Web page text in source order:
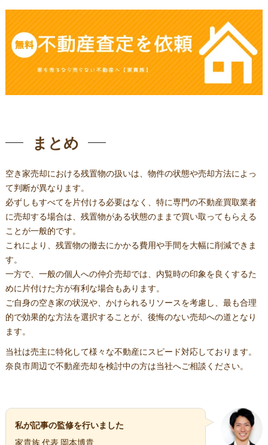
まとめ
空き家売却における残置物の扱いは、物件の状態や売却方法によっ
て判断が異なります。
必ずしもすべてを片付ける必要はなく、特に専門の不動産買取業者
に売却する場合は、残置物がある状態のままで買い取ってもらえる
ことが一般的です。
これにより、残置物の撤去にかかる費用や手間を大幅に削減できま
す。
一方で、一般の個人への仲介売却では、内覧時の印象を良くするた
めに片付けた方が有利な場合もあります。
ご自身の空き家の状況や、かけられるリソースを考慮し、最も合理
的で効果的な方法を選択することが、後悔のない売却への道となり
ます。
当社は売主に特化して様々な不動産にスピード対応しております。
奈良市周辺で不動産売却を検討中の方は当社へご相談ください。
私が記事の監修を行いました
家貴族 代表 岡本博貴